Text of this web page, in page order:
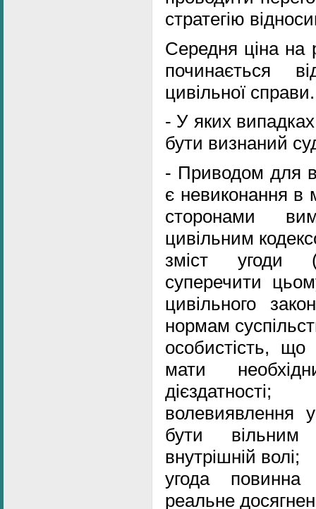
стратегію
Середня ціна на
починається
цивільної справи.
- У яких
бути визнаний
- Приводом для
є невиконання в
сторонами
цивільним
зміст угоди
суперечити
цивільного
нормам
особистість, що
мати
дієздатності;
волевиявлення
бути вільним
внутрішній волі;
угода
реальне